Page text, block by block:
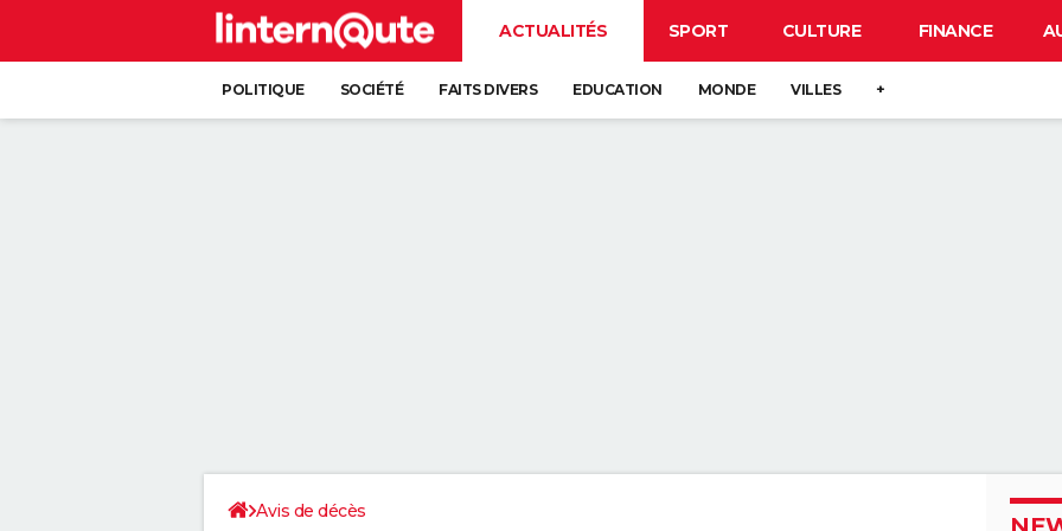
ACTUALITÉS SPORT CULTURE FINANCE
POLITIQUE SOCIÉTÉ FAITS DIVERS EDUCATION MONDE VILLES +
Avis de décès